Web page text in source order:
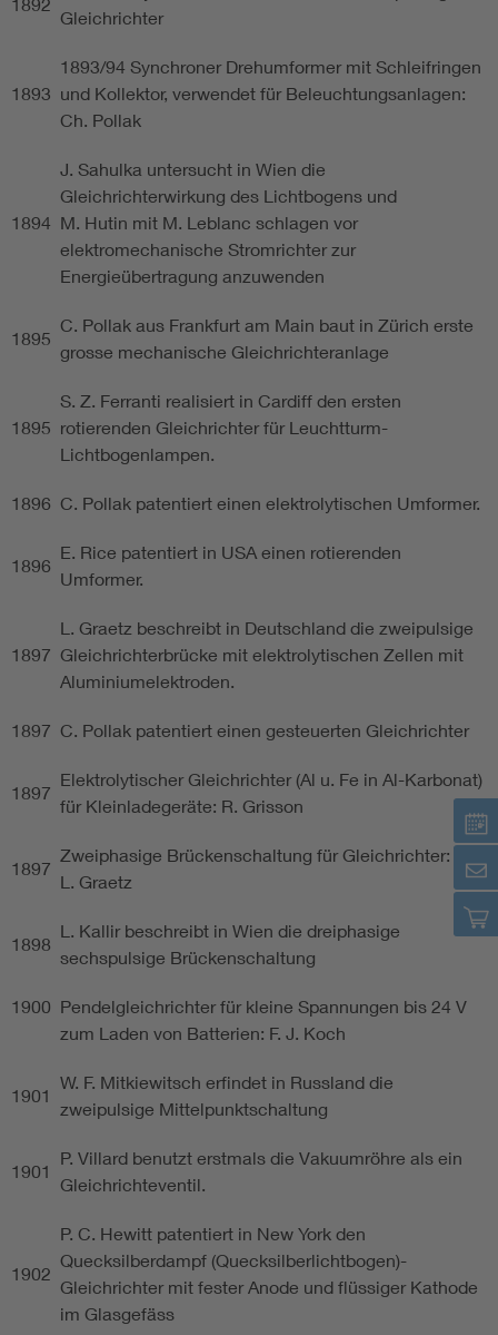
Gleichrichter
1893
1893/94 Synchroner Drehumformer mit Schleifringen
und Kollektor, verwendet für Beleuchtungsanlagen:
Ch. Pollak
1894
J. Sahulka untersucht in Wien die
Gleichrichterwirkung des Lichtbogens und
M. Hutin mit M. Leblanc schlagen vor
elektromechanische Stromrichter zur
Energieübertragung anzuwenden
1895
C. Pollak aus Frankfurt am Main baut in Zürich erste
grosse mechanische Gleichrichteranlage
1895
S. Z. Ferranti realisiert in Cardiff den ersten
rotierenden Gleichrichter für Leuchtturm-
Lichtbogenlampen.
1896 C. Pollak patentiert einen elektrolytischen Umformer.
1896
E. Rice patentiert in USA einen rotierenden
Umformer.
1897
L. Graetz beschreibt in Deutschland die zweipulsige
Gleichrichterbrücke mit elektrolytischen Zellen mit
Aluminiumelektroden.
1897 C. Pollak patentiert einen gesteuerten Gleichrichter
1897
Elektrolytischer Gleichrichter (Al u. Fe in Al-Karbonat)
für Kleinladegeräte: R. Grisson
1897
Zweiphasige Brückenschaltung für Gleichrichter:
L. Graetz
1898
L. Kallir beschreibt in Wien die dreiphasige
sechspulsige Brückenschaltung
1900 Pendelgleichrichter für kleine Spannungen bis 24 V
zum Laden von Batterien: F. J. Koch
1901
W. F. Mitkiewitsch erfindet in Russland die
zweipulsige Mittelpunktschaltung
1901
P. Villard benutzt erstmals die Vakuumröhre als ein
Gleichrichteventil.
1902
P. C. Hewitt patentiert in New York den
Quecksilberdampf (Quecksilberlichtbogen)-
Gleichrichter mit fester Anode und flüssiger Kathode
im Glasgefäss